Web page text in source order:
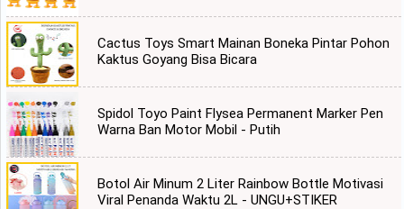
Cactus Toys Smart Mainan Boneka Pintar Pohon
Kaktus Goyang Bisa Bicara
Spidol Toyo Paint Flysea Permanent Marker Pen
Warna Ban Motor Mobil - Putih
Botol Air Minum 2 Liter Rainbow Bottle Motivasi
Viral Penanda Waktu 2L - UNGU+STIKER